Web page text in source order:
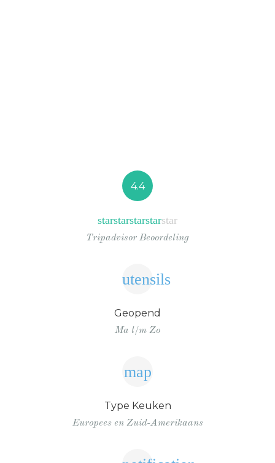
4.4
starstarstarstarstar
Tripadvisor Beoordeling
utensils
Geopend
Ma t/m Zo
map
Type Keuken
Europees en Zuid-Amerikaans